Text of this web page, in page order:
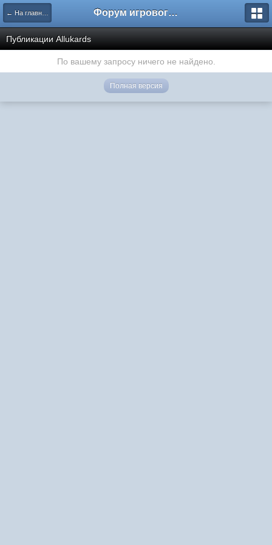
← На главную Форум игрового проекта Riverrise
Публикации Аllukards
По вашему запросу ничего не найдено.
Полная версия